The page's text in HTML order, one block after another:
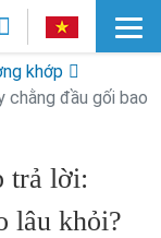
khớp
chằng đầu gối bao
trả lời:
lâu khỏi?